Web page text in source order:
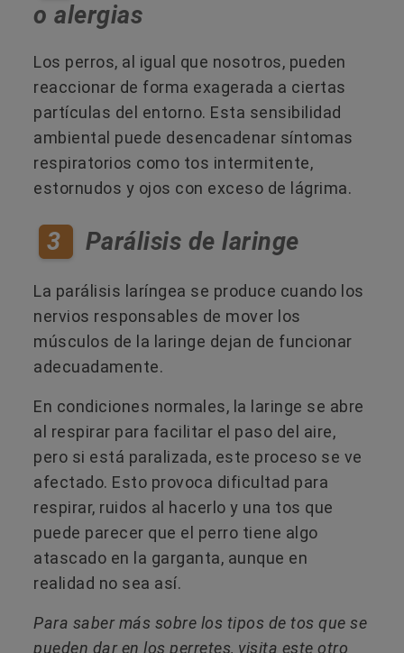
o alergias
Los perros, al igual que nosotros, pueden
reaccionar de forma exagerada a ciertas
partículas del entorno. Esta sensibilidad
ambiental puede desencadenar síntomas
respiratorios como tos intermitente,
estornudos y ojos con exceso de lágrima.
3 Parálisis de laringe
La parálisis laríngea se produce cuando los
nervios responsables de mover los
músculos de la laringe dejan de funcionar
adecuadamente.
En condiciones normales, la laringe se abre
al respirar para facilitar el paso del aire,
pero si está paralizada, este proceso se ve
afectado. Esto provoca dificultad para
respirar, ruidos al hacerlo y una tos que
puede parecer que el perro tiene algo
atascado en la garganta, aunque en
realidad no sea así.
Para saber más sobre los tipos de tos que se
pueden dar en los perretes, visita este otro